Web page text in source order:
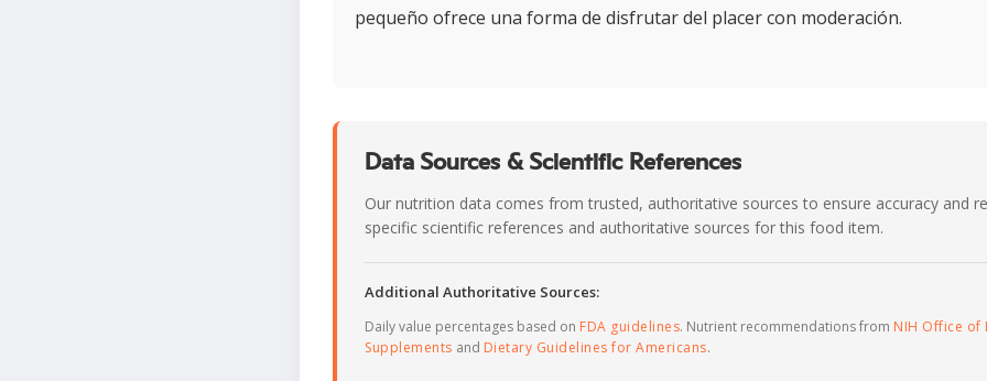
pequeño ofrece una forma de disfrutar del placer con moderación.
Data Sources & Scientific References
Our nutrition data comes from trusted, authoritative sources to ensure accuracy and
specific scientific references and authoritative sources for this food item.
Additional Authoritative Sources:
Daily value percentages based on FDA guidelines. Nutrient recommendations from NIH Office of
Supplements and Dietary Guidelines for Americans.